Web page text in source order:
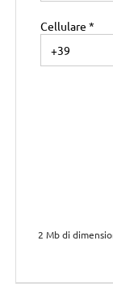
Cellulare *
2 Mb di